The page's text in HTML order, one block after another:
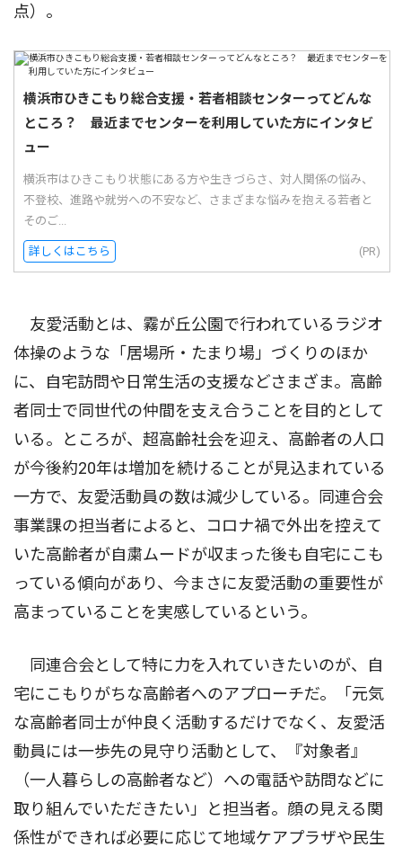
点）。
横浜市ひきこもり総合支援・若者相談センターってどんな
ところ？ 最近までセンターを利用していた方にインタビ
ュー
横浜市はひきこもり状態にある方や生きづらさ、対人関係の悩み、
不登校、進路や就労への不安など、さまざまな悩みを抱える若者と
そのご...
詳しくはこちら (PR)
友愛活動とは、霧が丘公園で行われているラジオ
体操のような「居場所・たまり場」づくりのほか
に、自宅訪問や日常生活の支援などさまざま。高齢
者同士で同世代の仲間を支え合うことを目的として
いる。ところが、超高齢社会を迎え、高齢者の人口
が今後約20年は増加を続けることが見込まれている
一方で、友愛活動員の数は減少している。同連合会
事業課の担当者によると、コロナ禍で外出を控えて
いた高齢者が自粛ムードが収まった後も自宅にこも
っている傾向があり、今まさに友愛活動の重要性が
高まっていることを実感しているという。
同連合会として特に力を入れていきたいのが、自
宅にこもりがちな高齢者へのアプローチだ。「元気
な高齢者同士が仲良く活動するだけでなく、友愛活
動員には一歩先の見守り活動として、『対象者』
（一人暮らしの高齢者など）への電話や訪問などに
取り組んでいただきたい」と担当者。顔の見える関
係性ができれば必要に応じて地域ケアプラザや民生